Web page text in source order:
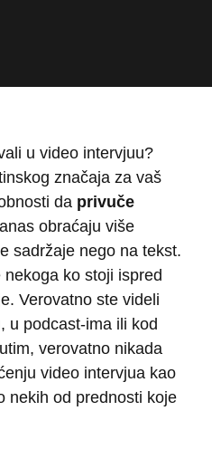
u video intervjuu?
značaja za vaš
da privuče
obraćaju više
sadržaje nego na tekst.
ko stoji ispred
Verovatno ste videli
u podcast-ima ili kod
verovatno nikada
video intervjua kao
nekih od prednosti koje